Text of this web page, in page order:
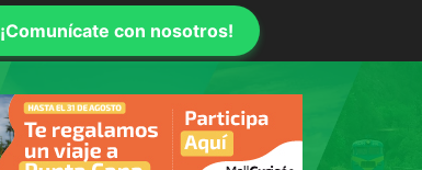
¡Comunícate con nosotros!